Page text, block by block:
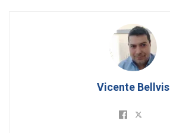
Vicente Bellvis